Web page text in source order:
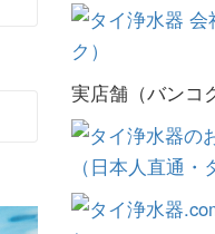
実店舗（バンコ